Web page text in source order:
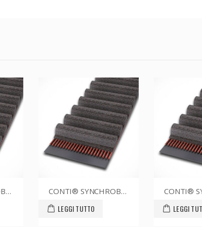
CONTI® SYNCHROBELT 70XL037 CONTI® SYNCHROBELT 76XL CUSTOM
LEGGI TUTTO LEGGI